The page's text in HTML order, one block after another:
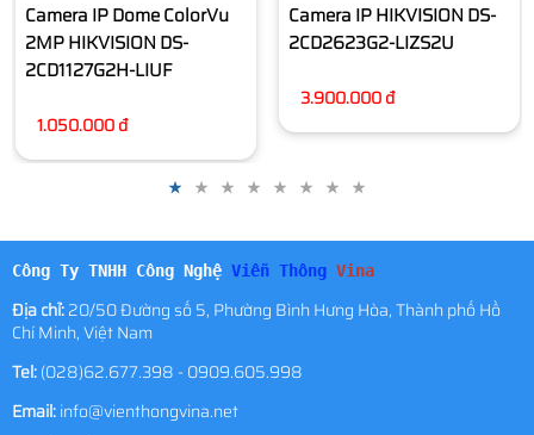
Camera IP Dome ColorVu
2MP HIKVISION DS-
2CD1127G2H-LIUF
1.050.000 đ
Camera IP HIKVISION DS-
2CD2623G2-LIZS2U
3.900.000 đ
Công Ty TNHH Công Nghệ Viễn Thông Vina
Địa chỉ:20/50 Đường số 5, Phường Bình Hưng Hòa, Thành phố Hồ
Chí Minh, Việt Nam
Tel:(028)62.677.398 - 0909.605.998
Email:info@vienthongvina.net